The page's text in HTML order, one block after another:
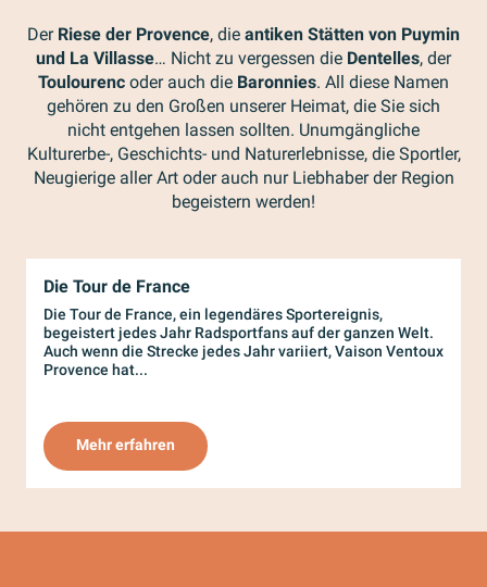
Der Riese der Provence, die antiken Stätten von Puymin
und La Villasse… Nicht zu vergessen die Dentelles, der
Toulourenc oder auch die Baronnies. All diese Namen
gehören zu den Großen unserer Heimat, die Sie sich
nicht entgehen lassen sollten. Unumgängliche
Kulturerbe-, Geschichts- und Naturerlebnisse, die Sportler,
Neugierige aller Art oder auch nur Liebhaber der Region
begeistern werden!
Die Tour de France
Die Tour de France, ein legendäres Sportereignis,
begeistert jedes Jahr Radsportfans auf der ganzen Welt.
Auch wenn die Strecke jedes Jahr variiert, Vaison Ventoux
Provence hat...
Mehr erfahren